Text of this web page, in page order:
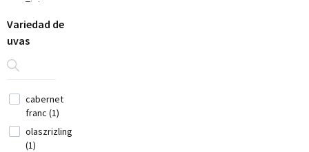
Croacia
(3)
Eslovenia (3)
España
(33)
Tinto
Elegante
(1)
Variedad de
uvas
cabernet
franc (1)
olaszrizling
(1)